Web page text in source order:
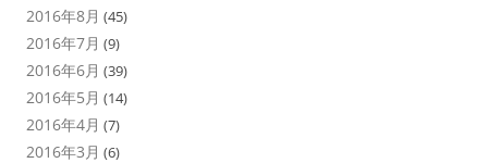
2016年8月 (45)
2016年7月 (9)
2016年6月 (39)
2016年5月 (14)
2016年4月 (7)
2016年3月 (6)